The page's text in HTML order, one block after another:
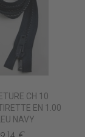
CH 10
EN 1.00
NAVY